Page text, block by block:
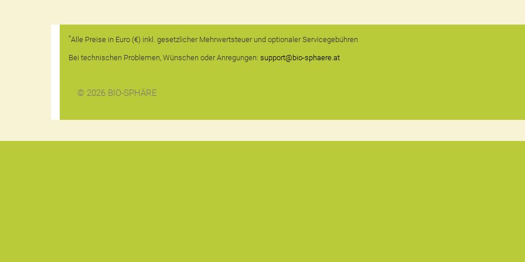
*Alle Preise in Euro (€) inkl. gesetzlicher Mehrwertsteuer und optionaler Servicegebühren
Bei technischen Problemen, Wünschen oder Anregungen: support@bio-sphaere.at
© 2026 BIO-SPHÄRE